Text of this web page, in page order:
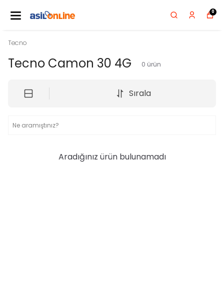
0
Tecno
Tecno Camon 30 4G 0 ürün
Sırala
Aradığınız ürün bulunamadı